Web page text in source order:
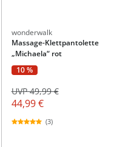
wonderwalk
Massage-Klettpantolette
„Michaela“ rot
10 %
44,99 €
UVP 49,99 €
(3)